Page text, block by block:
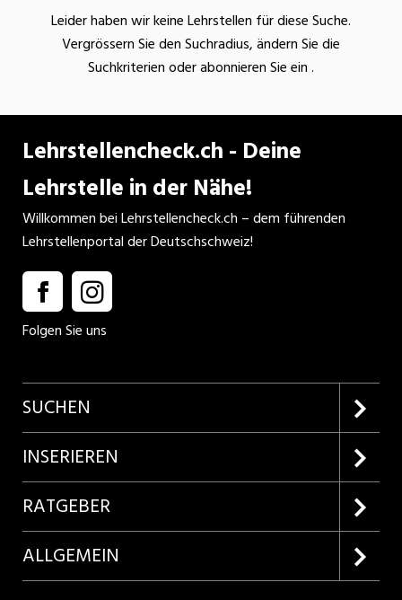
Nahrung
Natur
Wirtschaft/Verwaltung
Leider haben wir keine Lehrstellen für diese Suche.
Vergrössern Sie den Suchradius, ändern Sie die
Suchkriterien oder abonnieren Sie ein.
Lehrstellencheck.ch - Deine
Lehrstelle in der Nähe!
Willkommen bei Lehrstellencheck.ch – dem führenden
Lehrstellenportal der Deutschschweiz!
Folgen Sie uns
SUCHEN
Firmenprofile entdecken
Lehrstellen suchen
INSERIEREN
Kundenlogin
Inserieren
Produkte
RATGEBER
Lehrberufe entdecken
ALLGEMEIN